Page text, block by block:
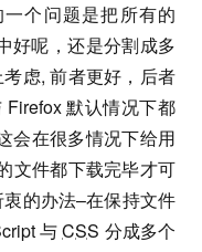
个问题是把所有的
好呢，还是分割成多
虑, 前者更好，后者
Firefox 默认情况下都
会在很多情况下给用
文件都下载完毕才可
的办法–在保持文件
与CSS 分成多个